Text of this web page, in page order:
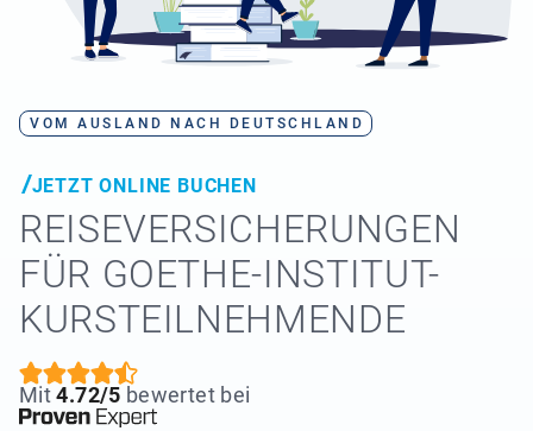
VOM AUSLAND NACH DEUTSCHLAND
JETZT ONLINE BUCHEN
REISE­VERSICHERUNGEN
FÜR GOETHE-INSTITUT-
KURSTEILNEHMENDE
Mit4.72/5 bewertet bei